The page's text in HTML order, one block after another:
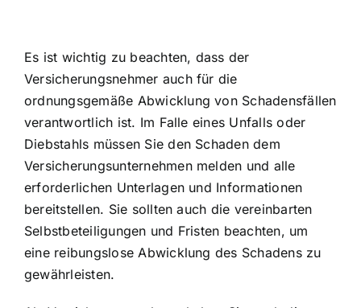
Es ist wichtig zu beachten, dass der
Versicherungsnehmer auch für die
ordnungsgemäße Abwicklung von Schadensfällen
verantwortlich ist. Im Falle eines Unfalls oder
Diebstahls müssen Sie den Schaden dem
Versicherungsunternehmen melden und alle
erforderlichen Unterlagen und Informationen
bereitstellen. Sie sollten auch die vereinbarten
Selbstbeteiligungen und Fristen beachten, um
eine reibungslose Abwicklung des Schadens zu
gewährleisten.